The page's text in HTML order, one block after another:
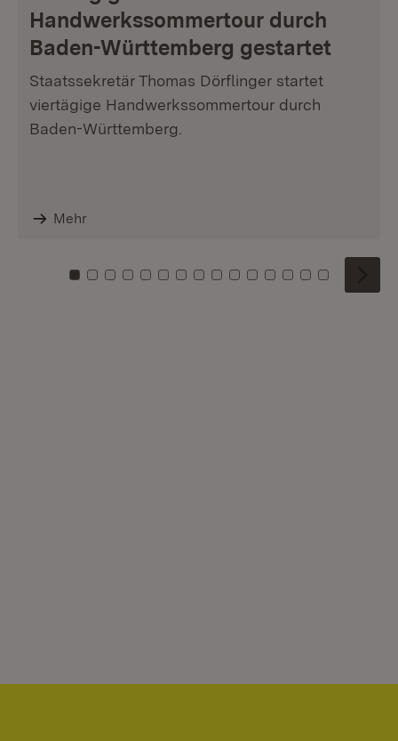
Handwerkssommertour durch
Baden-Württemberg gestartet
Staatssekretär Thomas Dörflinger startet
viertägige Handwerkssommertour durch
Baden-Württemberg.
Mehr
Zu Kachel: 0
Zu Kachel: 1
Zu Kachel: 2
Zu Kachel: 3
Zu Kachel: 4
Zu Kachel: 5
Zu Kachel: 6
Zu Kachel: 7
Zu Kachel: 8
Zu Kachel: 9
Zu Kachel: 10
Zu Kachel: 11
Zu Kachel: 12
Zu Kachel:
Zu